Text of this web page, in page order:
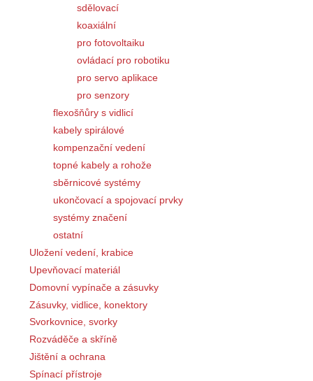
sdělovací
koaxiální
pro fotovoltaiku
ovládací pro robotiku
pro servo aplikace
pro senzory
flexošňůry s vidlicí
kabely spirálové
kompenzační vedení
topné kabely a rohože
sběrnicové systémy
ukončovací a spojovací prvky
systémy značení
ostatní
Uložení vedení, krabice
Upevňovací materiál
Domovní vypínače a zásuvky
Zásuvky, vidlice, konektory
Svorkovnice, svorky
Rozváděče a skříně
Jištění a ochrana
Spínací přístroje